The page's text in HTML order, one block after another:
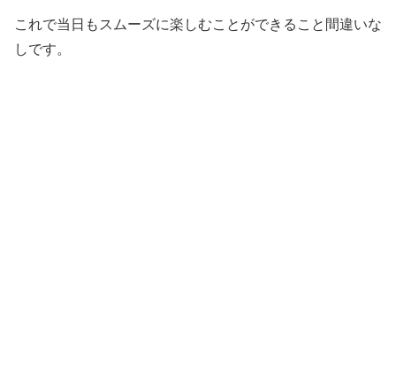
これで当日もスムーズに楽しむことができること間違いな
しです。